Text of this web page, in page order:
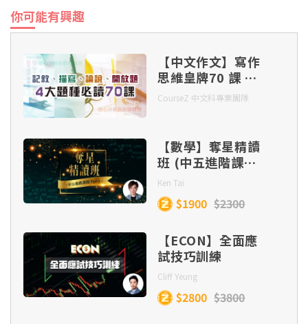
你可能有興趣
【中文作文】寫作
思維皇牌70 課 –
記敘、描寫、 論
批改）
CourseZ 中文科專業團隊
【數學】奪星精讀
班 (中五進階課題
Part 1)
Ken Tai
$1900 $2300
【ECON】全面應
試技巧訓練
Cliff Yeung
$2800 $3800